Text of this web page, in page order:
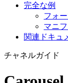
完全な例
フォ
マニ
関連ドキュ
チャネルガイド